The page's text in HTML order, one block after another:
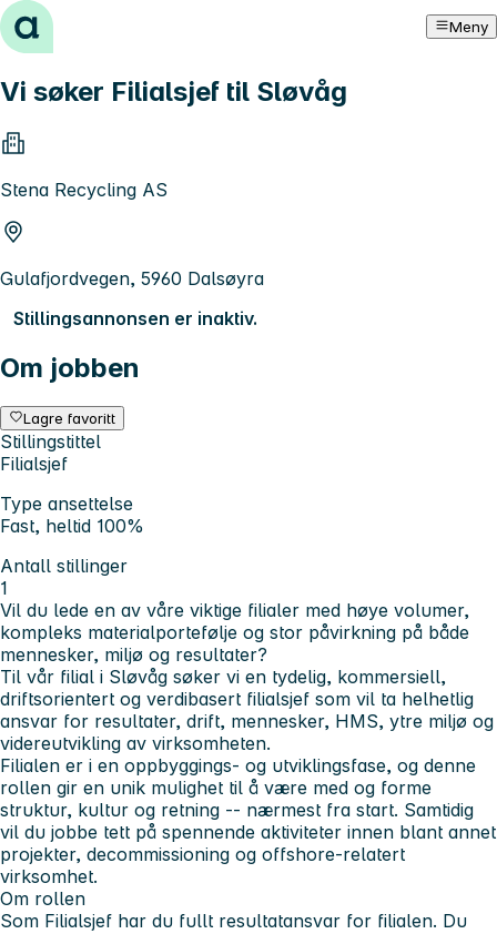
Hopp til innhold Meny
Vi søker Filialsjef til Sløvåg
Stena Recycling AS
Gulafjordvegen, 5960 Dalsøyra
Stillingsannonsen er inaktiv.
Om jobben
Lagre favoritt
Stillingstittel
Filialsjef
Type ansettelse
Fast, heltid 100%
Antall stillinger
1
Vil du lede en av våre viktige filialer med høye volumer,
kompleks materialportefølje og stor påvirkning på både
mennesker, miljø og resultater?
Til vår filial i Sløvåg søker vi en tydelig, kommersiell,
driftsorientert og verdibasert filialsjef som vil ta helhetlig
ansvar for resultater, drift, mennesker, HMS, ytre miljø og
videreutvikling av virksomheten.
Filialen er i en oppbyggings- og utviklingsfase, og denne
rollen gir en unik mulighet til å være med og forme
struktur, kultur og retning -- nærmest fra start. Samtidig
vil du jobbe tett på spennende aktiviteter innen blant annet
projekter, decommissioning og offshore-relatert
virksomhet.
Om rollen
Som Filialsjef har du fullt resultatansvar for filialen. Du